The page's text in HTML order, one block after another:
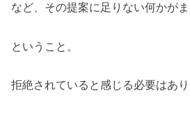
など、その提案に足りない何かが
ということ。
拒絶されていると感じる必要はあり